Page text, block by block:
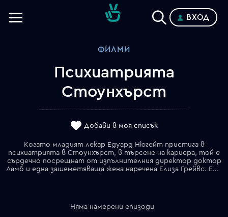
ВХОД
ФИЛМИ
Психиатрията
Стоунхърст
Добави в моя списък
Когато младият лекар Едуард Нюгейт пристига в
психиатрията в Стоунхърст, в търсене на кариера, той е
сърдечно посрещнат от изпълнителния директор доктор
Ламб и една зашеметяваща жена наречена Елиза Грейвс. Едуард е впечатлен от модерните методи за лечение на психично болните от доктор Ламб, докато поредица от необичайни случайности го води до ужасяващи разкрития за същността на утопичните идеи на Ламб и предела на собственото му съзнание. Вдъхновен от разказ на Едгар Алън По, Психиатрията Стоунхърст е история, в която нищо не е това, каквото изглежда.
Няма намерени епизоди